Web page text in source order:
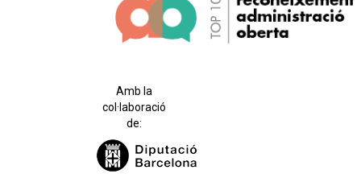
Amb la
col·laboració
de: